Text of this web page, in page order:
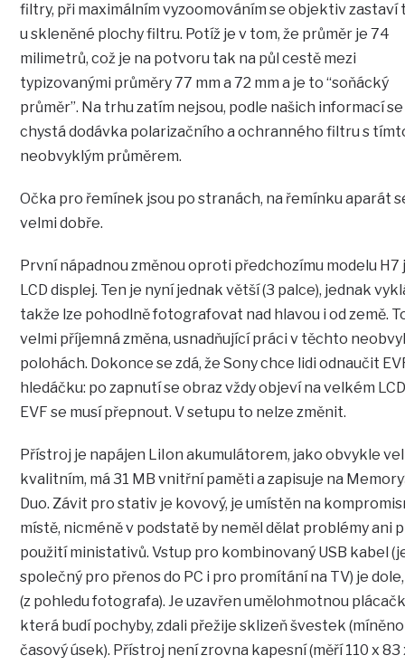
filtry, při maximálním vyzoomováním se objektiv zastaví
u skleněné plochy filtru. Potíž je v tom, že průměr je 74
milimetrů, což je na potvoru tak na půl cestě mezi
typizovanými průměry 77 mm a 72 mm a je to “soňácký
průměr”. Na trhu zatím nejsou, podle našich informací se
chystá dodávka polarizačního a ochranného filtru s
neobvyklým průměrem.
Očka pro řemínek jsou po stranách, na řemínku aparát
velmi dobře.
První nápadnou změnou oproti předchozímu modelu H7
LCD displej. Ten je nyní jednak větší (3 palce), jednak
takže lze pohodlně fotografovat nad hlavou i od země.
velmi příjemná změna, usnadňující práci v těchto
polohách. Dokonce se zdá, že Sony chce lidi odnaučit
hledáčku: po zapnutí se obraz vždy objeví na velkém
EVF se musí přepnout. V setupu to nelze změnit.
Přístroj je napájen LiIon akumulátorem, jako obvykle
kvalitním, má 31 MB vnitřní paměti a zapisuje na
Duo. Závit pro stativ je kovový, je umístěn na
místě, nicméně v podstatě by neměl dělat problémy ani
použití ministativů. Vstup pro kombinovaný USB kabel
společný pro přenos do PC i pro promítání na TV) je
(z pohledu fotografa). Je uzavřen umělohmotnou
která budí pochyby, zdali přežije sklizeň švestek
časový úsek). Přístroj není zrovna kapesní (měří 110 x 83